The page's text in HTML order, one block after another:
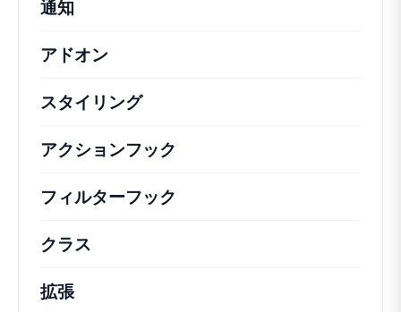
通知
アドオン
スタイリング
アクションフック
フィルターフック
クラス
拡張